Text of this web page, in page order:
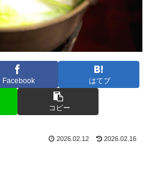
Facebook はてブ
コピー
2026.02.12 2026.02.16